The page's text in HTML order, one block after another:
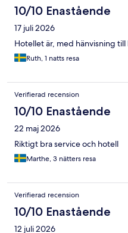
10/10 Enastående
17 juli 2026
Hotellet är, med hänvisning
Ruth, 1 natts resa
Verifierad recension
10/10 Enastående
22 maj 2026
Riktigt bra service och hotell
Marthe, 3 nätters resa
Verifierad recension
10/10 Enastående
12 juli 2026